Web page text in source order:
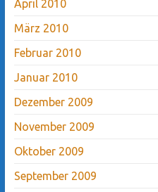
April 2010
März 2010
Februar 2010
Januar 2010
Dezember 2009
November 2009
Oktober 2009
September 2009